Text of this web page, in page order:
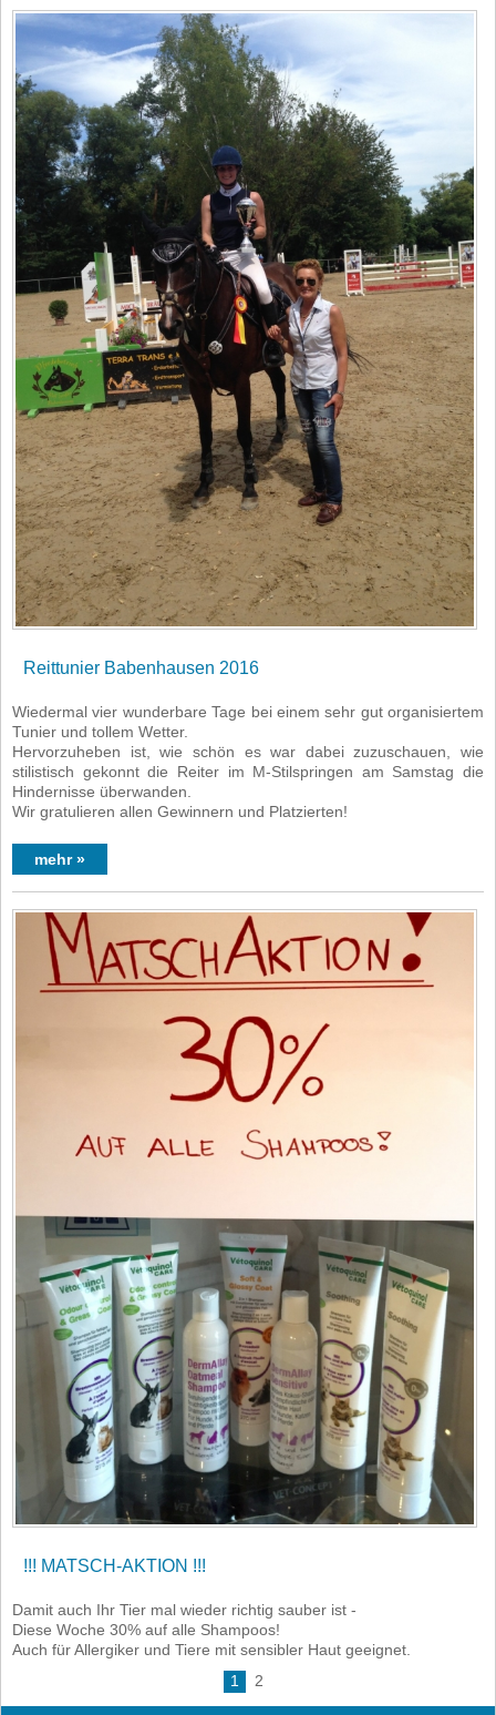
Reittunier Babenhausen 2016
Wiedermal vier wunderbare Tage bei einem sehr gut organisiertem
Tunier und tollem Wetter.
Hervorzuheben ist, wie schön es war dabei zuzuschauen, wie
stilistisch gekonnt die Reiter im M-Stilspringen am Samstag die
Hindernisse überwanden.
Wir gratulieren allen Gewinnern und Platzierten!
mehr »
!!! MATSCH-AKTION !!!
Damit auch Ihr Tier mal wieder richtig sauber ist -
Diese Woche 30% auf alle Shampoos!
Auch für Allergiker und Tiere mit sensibler Haut geeignet.
1
2